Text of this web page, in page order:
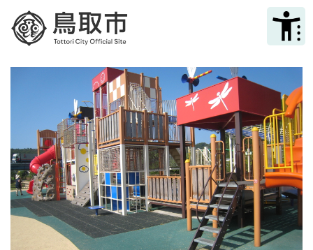
メニューを飛ばして本文へ